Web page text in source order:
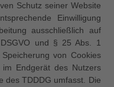
Schutz seiner Website
Einwilligung
ausschließlich auf
und § 25 Abs. 1
von Cookies
Endgerät des Nutzers
des TDDDG umfasst. Die